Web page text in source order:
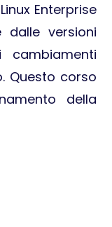
Enterprise
dalle versioni
cambiamenti
Questo corso
della